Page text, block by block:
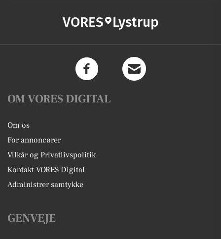
VORES Lystrup
OM VORES DIGITAL
Om os
For annoncører
Vilkår og Privatlivspolitik
Kontakt VORES Digital
Administrer samtykke
GENVEJE